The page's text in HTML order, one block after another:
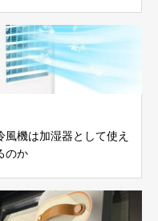
風機は加湿器として使え
のか